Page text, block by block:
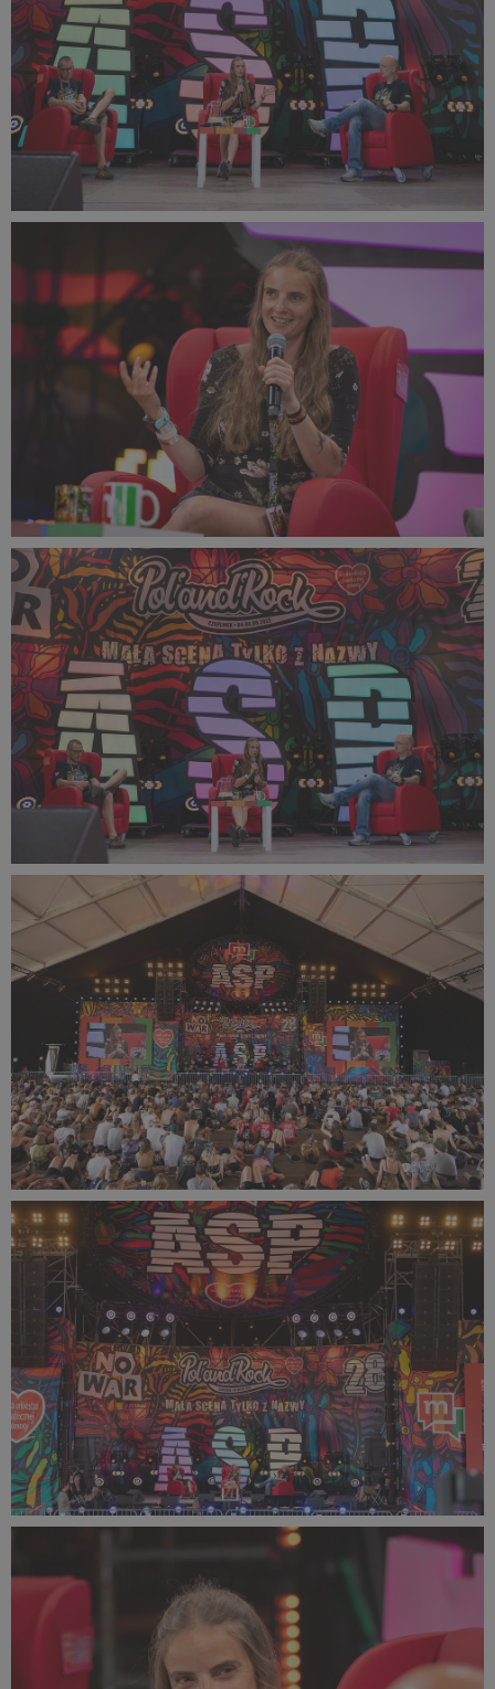
PR2022_Lucyna_Lewandowska_9284_small_1000x1500.jpg
570 KB
PR2022_Lucyna_Lewandowska_9290_small_1500x1000.jpg
340 KB
PR2022_Lucyna_Lewandowska_9278_small_1500x1000.jpg
555 KB
PR2022_Lucyna_Lewandowska_9271_small_1500x999.jpg
737 KB
PR2022_Lucyna_Lewandowska_9270_small_1500x1000.jpg
715 KB